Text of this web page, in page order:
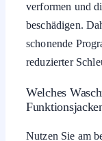
verformen und
beschädigen.
schonende
reduzierter
Welches
Nutzen Sie am